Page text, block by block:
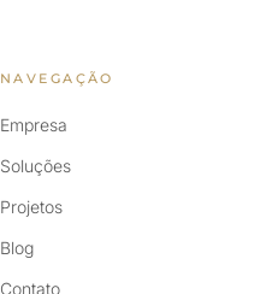
NAVEGAÇÃO
Empresa
Soluções
Projetos
Blog
Contato